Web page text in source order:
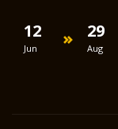
12
Jun
29
Aug